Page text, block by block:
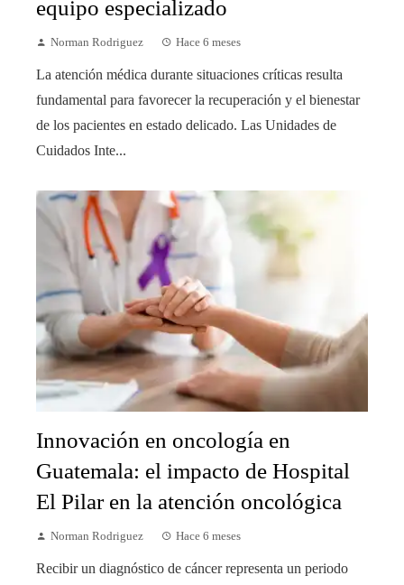
equipo especializado
Norman Rodriguez Hace 6 meses
La atención médica durante situaciones críticas resulta
fundamental para favorecer la recuperación y el bienestar
de los pacientes en estado delicado. Las Unidades de
Cuidados Inte...
Innovación en oncología en
Guatemala: el impacto de Hospital
El Pilar en la atención oncológica
Norman Rodriguez Hace 6 meses
Recibir un diagnóstico de cáncer representa un periodo